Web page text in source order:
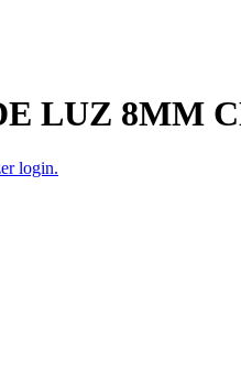
LUZ 8MM
login.